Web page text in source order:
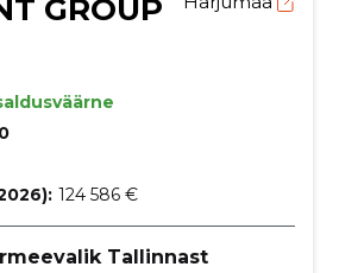
GROUP
124 586 €
Tallinnast